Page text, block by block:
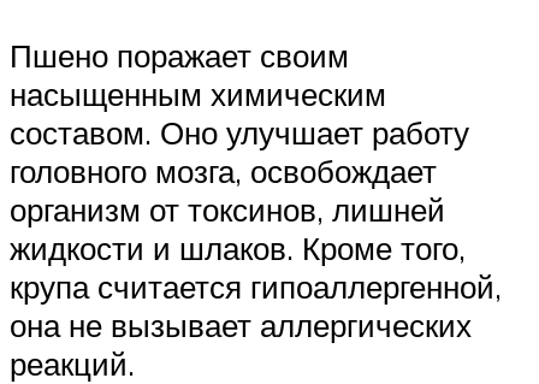
Пшено поражает своим
насыщенным химическим
составом. Оно улучшает работу
головного мозга, освобождает
организм от токсинов, лишней
жидкости и шлаков. Кроме того,
крупа считается гипоаллергенной,
она не вызывает аллергических
реакций.